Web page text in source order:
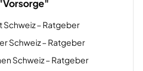
Schweiz – Ratgeber
Schweiz – Ratgeber
Schweiz – Ratgeber